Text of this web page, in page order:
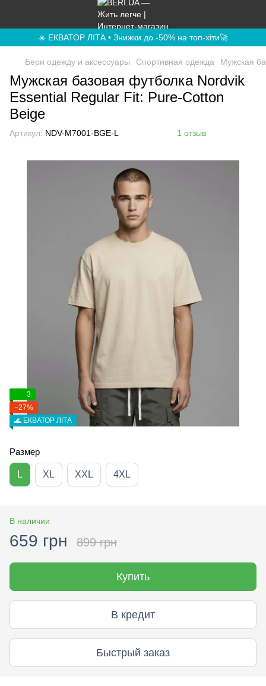
☀️ ЕКВАТОР ЛІТА • Знижки до -50% на топ-хіти🚀
Бери одежду и аксессуары Спортивная одежда Мужская
Мужская базовая футболка Nordvik
Essential Regular Fit: Pure-Cotton
Beige
Артикул: NDV-M7001-BGE-L 1 отзыв
3
−27%
🌊 ЕКВАТОР ЛІТА
Размер
L XL XXL 4XL
В наличии
659 грн 899 грн
Купить
В кредит
Быстрый заказ